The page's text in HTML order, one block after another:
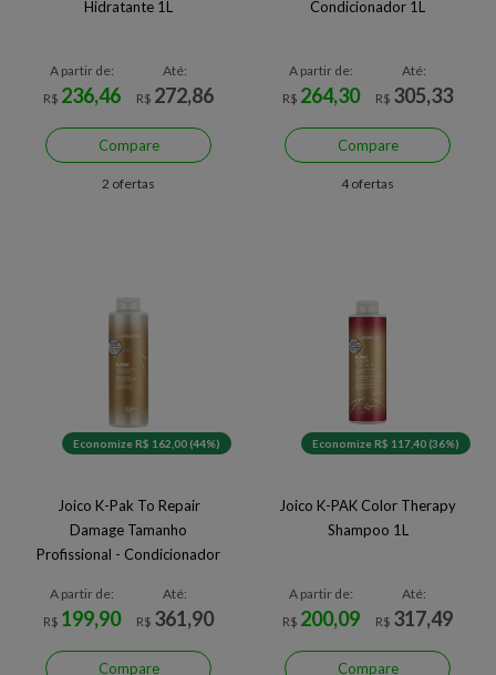
Hidratante 1L
A partir de:
R$ 236,46
Até:
R$ 272,86
Compare
2 ofertas
Condicionador 1L
A partir de:
R$ 264,30
Até:
R$ 305,33
Compare
4 ofertas
Economize R$ 162,00 (44%)
Joico K-Pak To Repair
Damage Tamanho
Profissional - Condicionador
A partir de:
R$ 199,90
Até:
R$ 361,90
Compare
Economize R$ 117,40 (36%)
Joico K-PAK Color Therapy
Shampoo 1L
A partir de:
R$ 200,09
Até:
R$ 317,49
Compare